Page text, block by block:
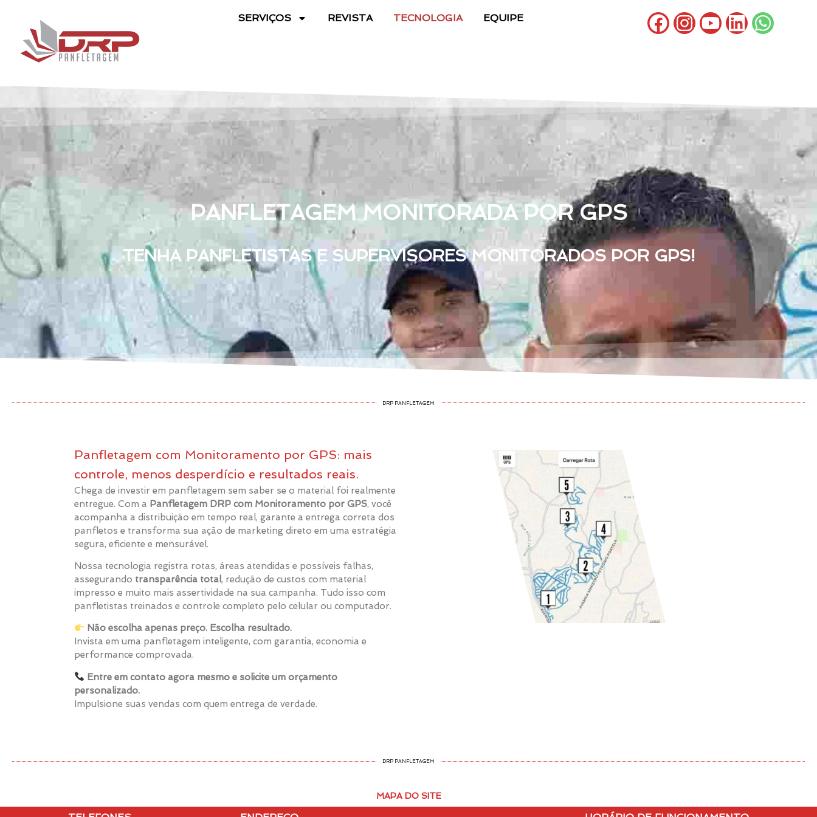
SERVIÇOS REVISTA TECNOLOGIA EQUIPE
PANFLETAGEM MONITORADA POR GPS
TENHA PANFLETISTAS E SUPERVISORES MONITORADOS POR GPS!
DRP PANFLETAGEM
Panfletagem com Monitoramento por GPS: mais
controle, menos desperdício e resultados reais.
Chega de investir em panfletagem sem saber se o material foi realmente
entregue. Com a Panfletagem DRP com Monitoramento por GPS, você
acompanha a distribuição em tempo real, garante a entrega correta dos
panfletos e transforma sua ação de marketing direto em uma estratégia
segura, eficiente e mensurável.
Nossa tecnologia registra rotas, áreas atendidas e possíveis falhas,
assegurando transparência total, redução de custos com material
impresso e muito mais assertividade na sua campanha. Tudo isso com
panfletistas treinados e controle completo pelo celular ou computador.
Não escolha apenas preço. Escolha resultado.
Invista em uma panfletagem inteligente, com garantia, economia e
performance comprovada.
Entre em contato agora mesmo e solicite um orçamento
personalizado.
Impulsione suas vendas com quem entrega de verdade.
DRP PANFLETAGEM
MAPA DO SITE